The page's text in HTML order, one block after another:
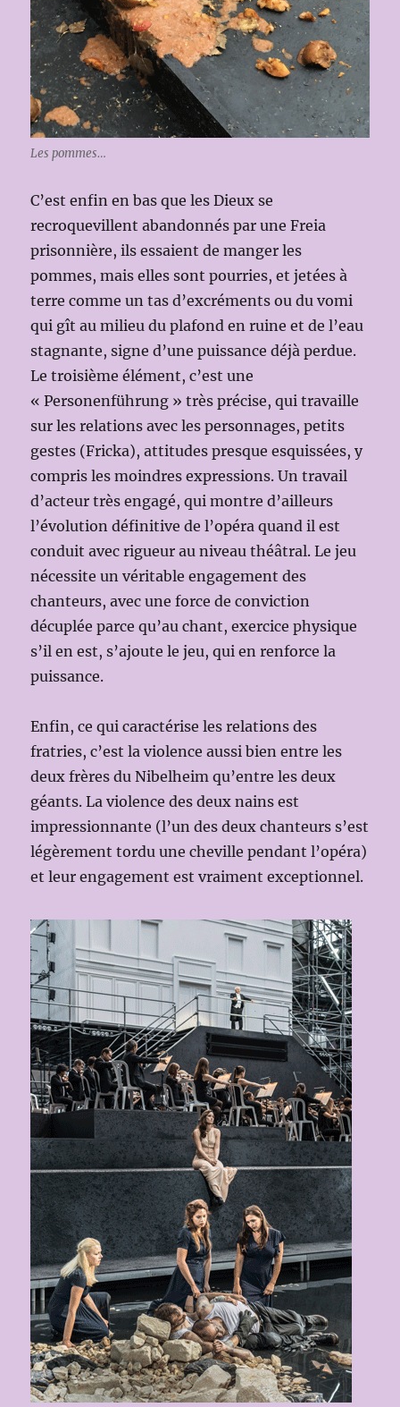
Les pommes…
C’est enfin en bas que les Dieux se
recroquevillent abandonnés par une Freia
prisonnière, ils essaient de manger les
pommes, mais elles sont pourries, et jetées à
terre comme un tas d’excréments ou du vomi
qui gît au milieu du plafond en ruine et de l’eau
stagnante, signe d’une puissance déjà perdue.
Le troisième élément, c’est une
« Personenführung » très précise, qui travaille
sur les relations avec les personnages, petits
gestes (Fricka), attitudes presque esquissées, y
compris les moindres expressions. Un travail
d’acteur très engagé, qui montre d’ailleurs
l’évolution définitive de l’opéra quand il est
conduit avec rigueur au niveau théâtral. Le jeu
nécessite un véritable engagement des
chanteurs, avec une force de conviction
décuplée parce qu’au chant, exercice physique
s’il en est, s’ajoute le jeu, qui en renforce la
puissance.
Enfin, ce qui caractérise les relations des
fratries, c’est la violence aussi bien entre les
deux frères du Nibelheim qu’entre les deux
géants. La violence des deux nains est
impressionnante (l’un des deux chanteurs s’est
légèrement tordu une cheville pendant l’opéra)
et leur engagement est vraiment exceptionnel.